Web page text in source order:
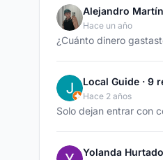
Alejandro Martín
Hace un año
¿Cuánto dinero
Local Guide · 9
Hace 2 años
Solo dejan entrar con
Yolanda